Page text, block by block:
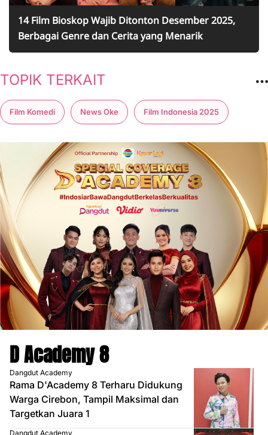
14 Film Bioskop Wajib Ditonton Desember 2025,
Berbagai Genre dan Cerita yang Menarik
TOPIK TERKAIT
Film Komedi News Oke Film Indonesia 2025
D Academy 8
Dangdut Academy
Rama D'Academy 8 Terharu Didukung
Warga Cirebon, Tampil Maksimal dan
Targetkan Juara 1
Dangdut Academy